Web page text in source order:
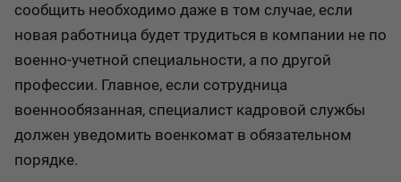
сообщить необходимо даже в том случае, если
новая работница будет трудиться в компании не по
военно-учетной специальности, а по другой
профессии. Главное, если сотрудница
военнообязанная, специалист кадровой службы
должен уведомить военкомат в обязательном
порядке.